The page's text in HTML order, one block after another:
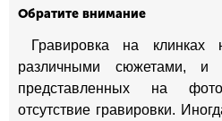
Обратите внимание
Гравировка на клинках
различными сюжетами, и
представленных на
отсутствие гравировки.